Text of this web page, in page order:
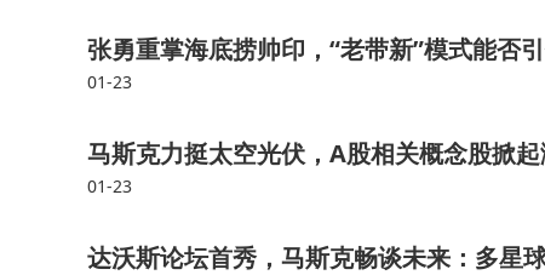
张勇重掌海底捞帅印，“老带新”模式能否
01-23
马斯克力挺太空光伏，A股相关概念股掀
01-23
达沃斯论坛首秀，马斯克畅谈未来：多星